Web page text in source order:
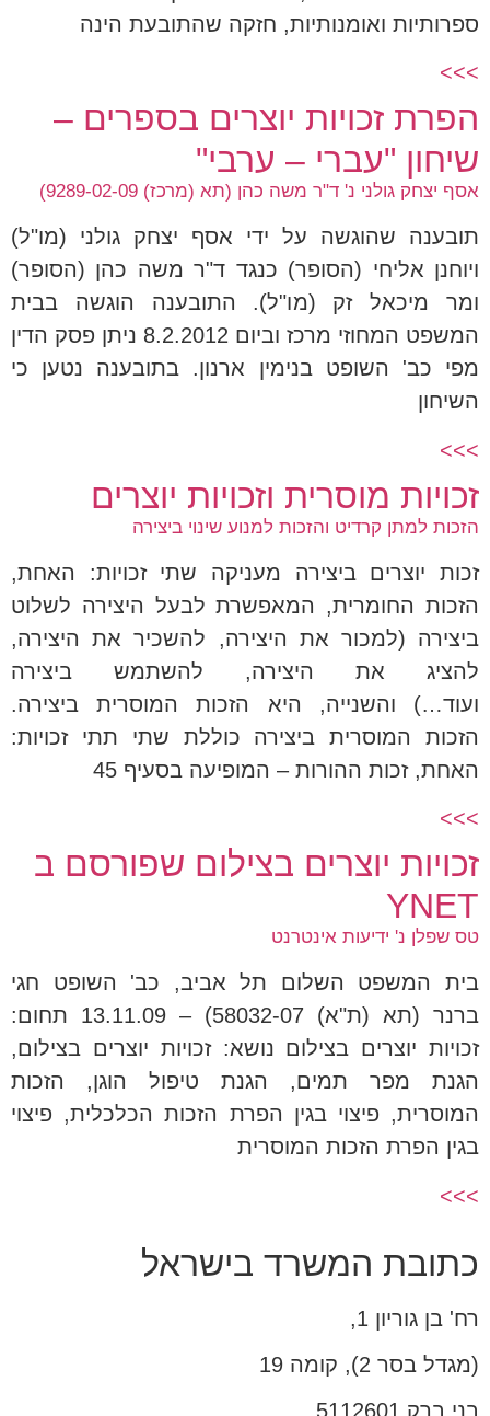
ספרותיות ואומנותיות, חזקה שהתובעת הינה
>>>
הפרת זכויות יוצרים בספרים –
שיחון "עברי – ערבי"
אסף יצחק גולני נ' ד"ר משה כהן (תא (מרכז) 9289-02-09)
תובענה שהוגשה על ידי אסף יצחק גולני (מו"ל)
ויוחנן אליחי (הסופר) כנגד ד"ר משה כהן (הסופר)
ומר מיכאל זק (מו"ל). התובענה הוגשה בבית
המשפט המחוזי מרכז וביום 8.2.2012 ניתן פסק הדין
מפי כב' השופט בנימין ארנון. בתובענה נטען כי
השיחון
>>>
זכויות מוסרית וזכויות יוצרים
הזכות למתן קרדיט והזכות למנוע שינוי ביצירה
זכות יוצרים ביצירה מעניקה שתי זכויות: האחת,
הזכות החומרית, המאפשרת לבעל היצירה לשלוט
ביצירה (למכור את היצירה, להשכיר את היצירה,
להציג את היצירה, להשתמש ביצירה
ועוד…) והשנייה, היא הזכות המוסרית ביצירה.
הזכות המוסרית ביצירה כוללת שתי תתי זכויות:
האחת, זכות ההורות – המופיעה בסעיף 45
>>>
זכויות יוצרים בצילום שפורסם ב
YNET
טס שפלן נ' ידיעות אינטרנט
בית המשפט השלום תל אביב, כב' השופט חגי
ברנר (תא (ת"א) 58032-07) – 13.11.09 תחום:
זכויות יוצרים בצילום נושא: זכויות יוצרים בצילום,
הגנת מפר תמים, הגנת טיפול הוגן, הזכות
המוסרית, פיצוי בגין הפרת הזכות הכלכלית, פיצוי
בגין הפרת הזכות המוסרית
>>>
כתובת המשרד בישראל
רח' בן גוריון 1,
(מגדל בסר 2), קומה 19
בני ברק 5112601